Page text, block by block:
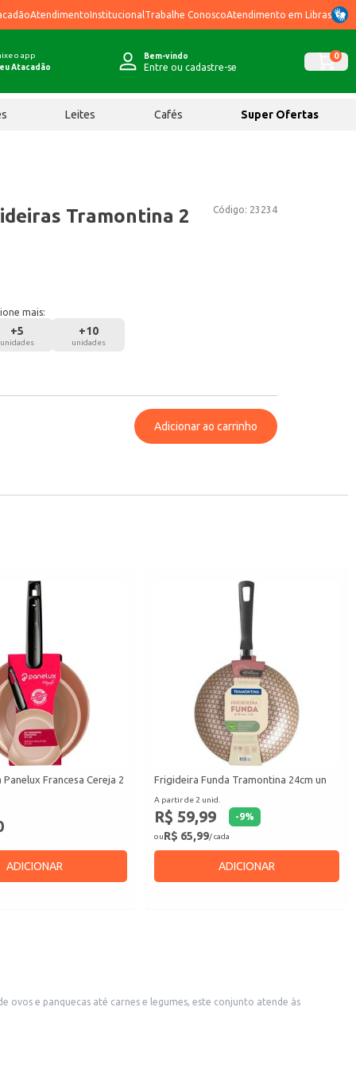
AtendimentoInstitucional Trabalhe ConoscoAtendimento em Libras
o app
Atacadão
Bem-vindo
Entre ou cadastre-se
0
Leites Cafés Super Ofertas
Código: 23234
Tramontina 2
mais:
+5
unidades
+10
unidades
Adicionar ao carrinho
Francesa Cereja 2
ADICIONAR
Frigideira Funda Tramontina 24cm un
A partir de 2 unid.
R$ 59,99 -9%
ouR$ 65,99/ cada
ADICIONAR
e panquecas até carnes e legumes, este conjunto atende às